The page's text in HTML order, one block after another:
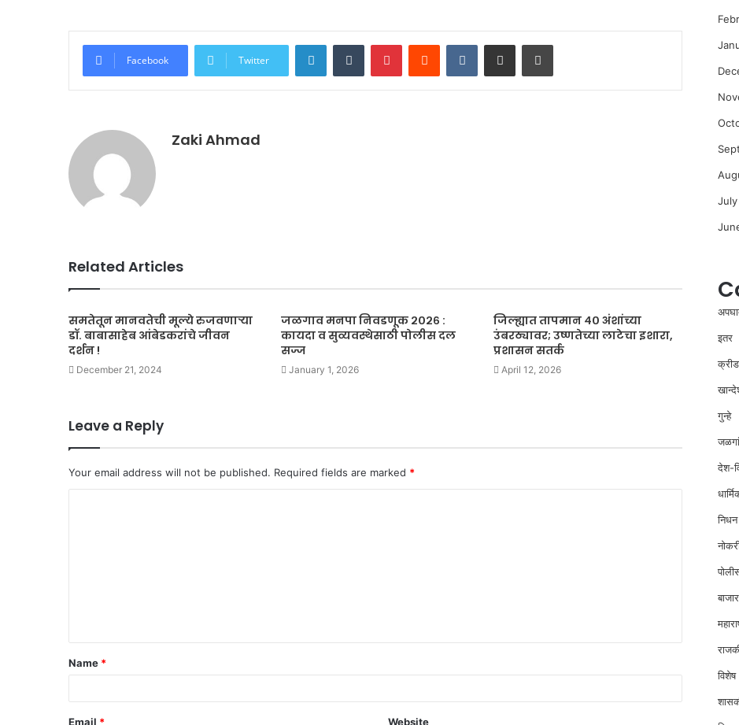
Facebook Twitter
LinkedInTumblr PinterestReddit VKontakteShare via Email Print
Zaki Ahmad
Related Articles
समतेतून मानवतेची मूल्ये रुजवणाऱ्या
डॉ. बाबासाहेब आंबेडकरांचे जीवन
दर्शन !
December 21, 2024
जळगाव मनपा निवडणूक २०२६ :
कायदा व सुव्यवस्थेसाठी पोलीस दल
सज्ज
January 1, 2026
जिल्ह्यात तापमान ४० अंशांच्या
उंबरठ्यावर; उष्णतेच्या लाटेचा इशारा,
प्रशासन सतर्क
April 12, 2026
Leave a Reply
Your email address will not be published. Required fields are marked *
t
*
Name *
Email * Website
इतर
गुन्हे
देश-
निधन
विशेष